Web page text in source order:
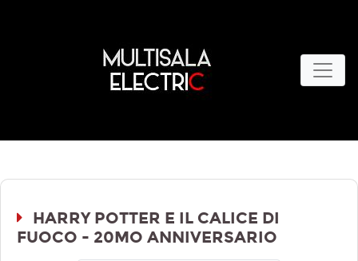
HARRY POTTER E IL CALICE DI
FUOCO - 20MO ANNIVERSARIO